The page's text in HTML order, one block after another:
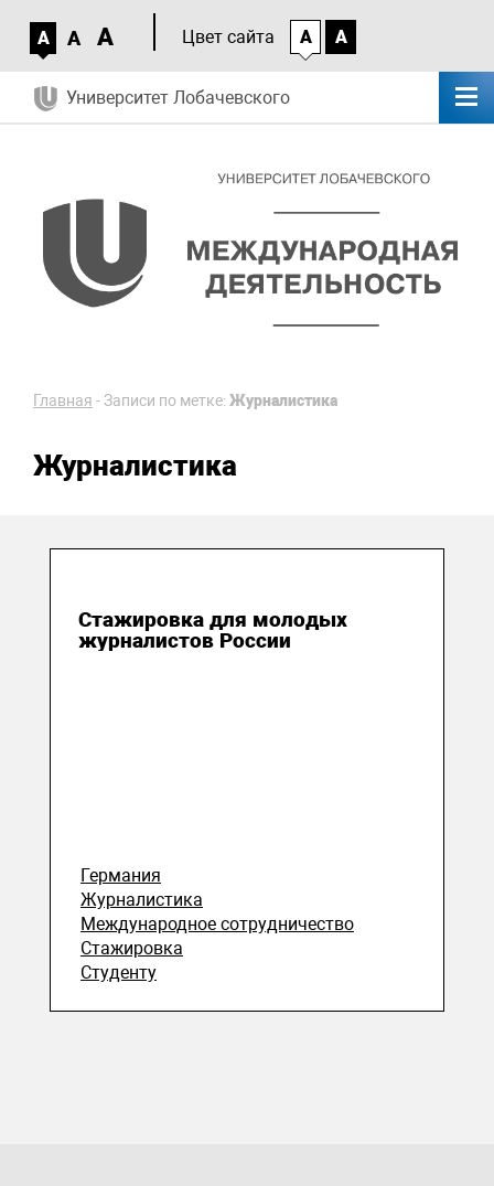
A A A Цвет сайта A A
Университет Лобачевского
Главная -Записи по метке: Журналистика
Журналистика
Стажировка для молодых
журналистов России
Германия
Журналистика
Международное сотрудничество
Стажировка
Студенту